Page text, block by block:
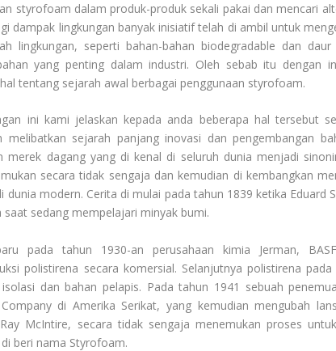
styrofoam dalam produk-produk sekali pakai dan mencari
dampak lingkungan banyak inisiatif telah di ambil untuk
lingkungan, seperti bahan-bahan biodegradable dan
yang penting dalam industri. Oleh sebab itu dengan
tentang sejarah awal berbagai penggunaan styrofoam.
ini kami jelaskan kepada anda beberapa hal tersebut
melibatkan sejarah panjang inovasi dan pengembangan
merek dagang yang di kenal di seluruh dunia menjadi
secara tidak sengaja dan kemudian di kembangkan
dunia modern. Cerita di mulai pada tahun 1839 ketika Eduard
saat sedang mempelajari minyak bumi.
pada tahun 1930-an perusahaan kimia Jerman,
polistirena secara komersial. Selanjutnya polistirena
dan bahan pelapis. Pada tahun 1941 sebuah
di Amerika Serikat, yang kemudian mengubah
McIntire, secara tidak sengaja menemukan proses
beri nama Styrofoam.